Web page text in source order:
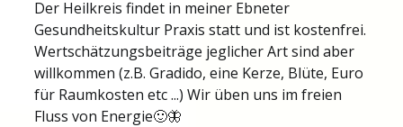
Der Heilkreis findet in meiner Ebneter
Gesundheitskultur Praxis statt und ist kostenfrei.
Wertschätzungsbeiträge jeglicher Art sind aber
willkommen (z.B. Gradido, eine Kerze, Blüte, Euro
für Raumkosten etc ...) Wir üben uns im freien
Fluss von Energie🙂🦋